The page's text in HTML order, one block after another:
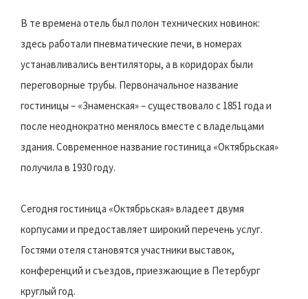
В те времена отель был полон технических новинок:
здесь работали пневматические печи, в номерах
устанавливались вентиляторы, а в коридорах были
переговорные трубы. Первоначальное название
гостиницы – «Знаменская» – существовало с 1851 года и
после неоднократно менялось вместе с владельцами
здания. Современное название гостиница «Октябрьская»
получила в 1930 году.
Сегодня гостиница «Октябрьская» владеет двумя
корпусами и предоставляет широкий перечень услуг.
Гостями отеля становятся участники выставок,
конференций и съездов, приезжающие в Петербург
круглый год.